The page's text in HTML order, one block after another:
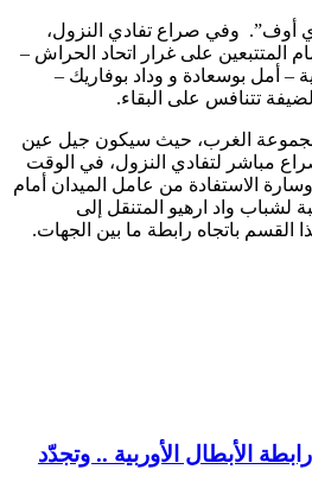
أوف”. وفي صراع تفادي النزول،
المتتبعين على غرار اتحاد الحراش –
– أمل بوسعادة و وداد بوفاريك –
تتنافس على البقاء.
الغرب، حيث سيكون جيل عين
مباشر لتفادي النزول، في الوقت
الاستفادة من عامل الميدان أمام
لشباب واد ارهيو المتنقل إلى
القسم باتجاه رابطة ما بين الجهات.
الأبطال الأوربية .. وتجدّد